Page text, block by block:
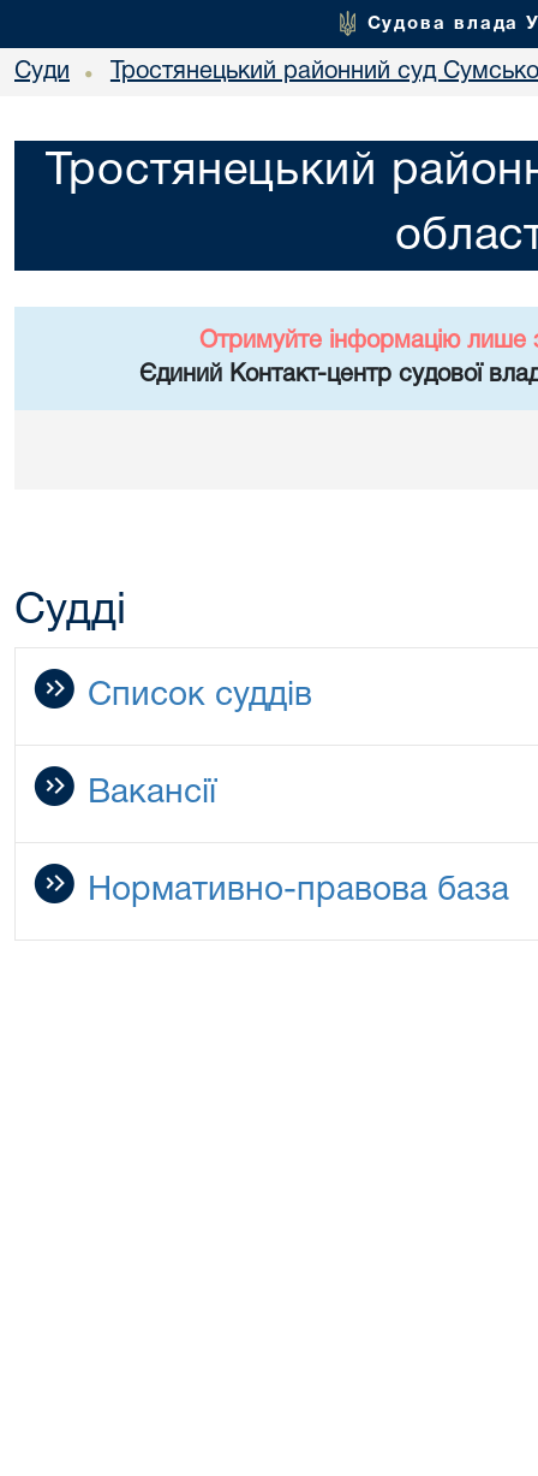
Судова влада
Суди • Тростянецький районний суд
Тростянецький
Отримуйте інформацію лише
Єдиний Контакт-центр судової
Судді
Список суддів
Вакансії
Нормативно-правова база